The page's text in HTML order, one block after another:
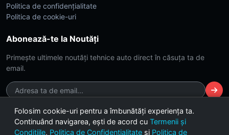
Politica de confidențialitate
Politica de cookie-uri
Abonează-te la Noutăți
Primește ultimele noutăți tehnice auto direct în căsuța ta de
email.
© 2026 CarsDB. Toate drepturile rezervate. Made with ❤️ for car
Folosim cookie-uri pentru a îmbunătăți experiența ta.
Continuând navigarea, ești de acord cu Termenii și
Condițiile, Politica de Confidențialitate și Politica de